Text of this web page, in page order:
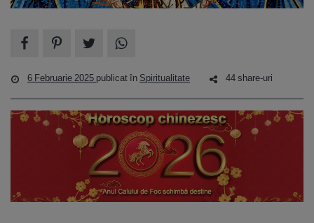
6 Februarie 2025 publicat în Spiritualitate 44 share-uri